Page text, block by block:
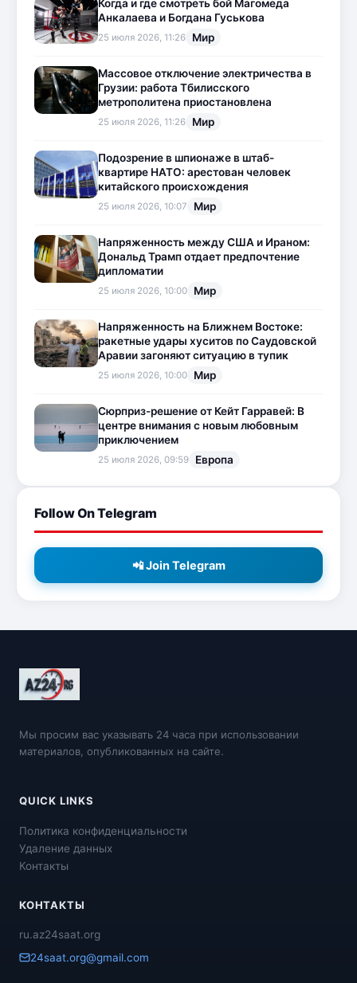
Когда и где смотреть бой Магомеда
Анкалаева и Богдана Гуськова
25 июля 2026, 11:26 Мир
Массовое отключение электричества в
Грузии: работа Тбилисского
метрополитена приостановлена
25 июля 2026, 11:26 Мир
Подозрение в шпионаже в штаб-
квартире НАТО: арестован человек
китайского происхождения
25 июля 2026, 10:07 Мир
Напряженность между США и Ираном:
Дональд Трамп отдает предпочтение
дипломатии
25 июля 2026, 10:00 Мир
Напряженность на Ближнем Востоке:
ракетные удары хуситов по Саудовской
Аравии загоняют ситуацию в тупик
25 июля 2026, 10:00 Мир
Сюрприз-решение от Кейт Гарравей: В
центре внимания с новым любовным
приключением
25 июля 2026, 09:59 Европа
Follow On Telegram
📲 Join Telegram
Мы просим вас указывать 24 часа при использовании
материалов, опубликованных на сайте.
QUICK LINKS
Политика конфиденциальности
Удаление данных
Контакты
КОНТАКТЫ
ru.az24saat.org
24saat.org@gmail.com